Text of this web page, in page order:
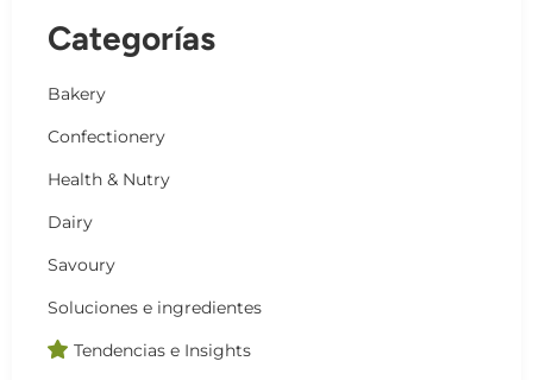
Categorías
Bakery
Confectionery
Health & Nutry
Dairy
Savoury
Soluciones e ingredientes
Tendencias e Insights